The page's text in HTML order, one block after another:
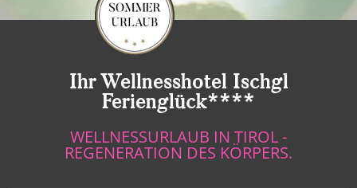
Ihr Wellnesshotel Ischgl
Ferienglück****
WELLNESSURLAUB IN TIROL -
REGENERATION DES KÖRPERS.